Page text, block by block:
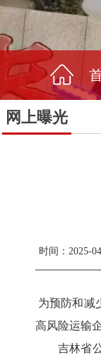
网上曝光
时间：2025-
为预防和减
高风险运输
吉林省